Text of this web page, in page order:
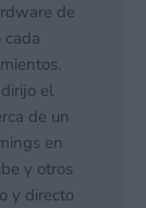
de
cada
el
de un
en
y otros
y directo